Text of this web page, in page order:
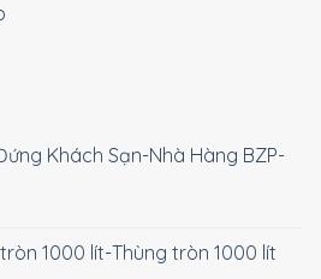
Khách Sạn-Nhà Hàng BZP-
1000 lít-Thùng tròn 1000 lít